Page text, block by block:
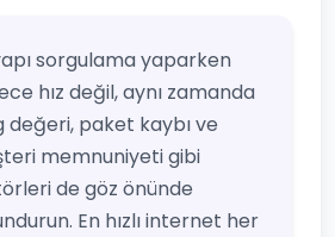
sorgulama yaparken
hız değil, aynı zamanda
değeri, paket kaybı ve
memnuniyeti gibi
de göz önünde
En hızlı internet her